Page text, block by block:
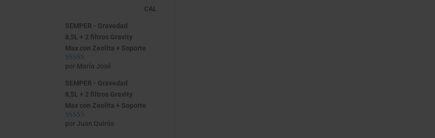
SEMPER - Gravedad
8,5L + 2 filtros Gravity
Max con Zeolita + Soporte
Valorado con
por María José
SEMPER - Gravedad
8,5L + 2 filtros Gravity
Max con Zeolita + Soporte
Valorado con
por Juan Quirós